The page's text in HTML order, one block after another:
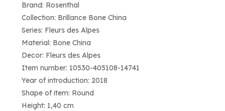
Brand: Rosenthal
Collection: Brillance Bone China
Series: Fleurs des Alpes
Material: Bone China
Decor: Fleurs des Alpes
Item number: 10530-405108-14741
Year of introduction: 2018
Shape of item: Round
Height: 1,40 cm